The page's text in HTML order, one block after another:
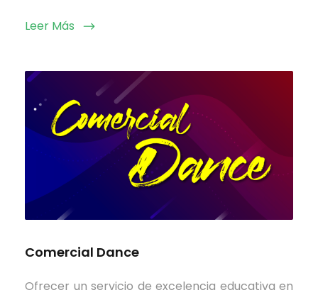
Leer Más
Comercial Dance
Ofrecer un servicio de excelencia educativa en